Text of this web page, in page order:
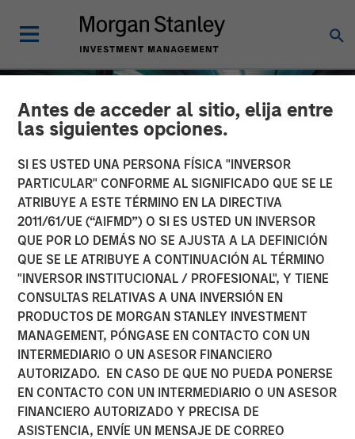
Antes de acceder al sitio, elija entre
las siguientes opciones.
SI ES USTED UNA PERSONA FÍSICA "INVERSOR
PARTICULAR" CONFORME AL SIGNIFICADO QUE SE LE
ATRIBUYE A ESTE TÉRMINO EN LA DIRECTIVA
2011/61/UE (“AIFMD”) O SI ES USTED UN INVERSOR
QUE POR LO DEMÁS NO SE AJUSTA A LA DEFINICIÓN
QUE SE LE ATRIBUYE A CONTINUACIÓN AL TÉRMINO
"INVERSOR INSTITUCIONAL / PROFESIONAL", Y TIENE
CONSULTAS RELATIVAS A UNA INVERSIÓN EN
PRODUCTOS DE MORGAN STANLEY INVESTMENT
MANAGEMENT, PÓNGASE EN CONTACTO CON UN
INTERMEDIARIO O UN ASESOR FINANCIERO
AUTORIZADO. EN CASO DE QUE NO PUEDA PONERSE
EN CONTACTO CON UN INTERMEDIARIO O UN ASESOR
FINANCIERO AUTORIZADO Y PRECISA DE
ASISTENCIA, ENVÍE UN MENSAJE DE CORREO
INSIGHTS
Investing in European
Private Credit
18 MARZO 2025